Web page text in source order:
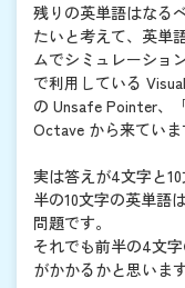
残りの英単語はなる
たいと考えて、英単
ムでシミュレーショ
で利用している
の Unsafe Pointer、
Octave から来ていま
実は答えが4文字と
半の10文字の英単語
問題です。
それでも前半の4文
がかかるかと思います